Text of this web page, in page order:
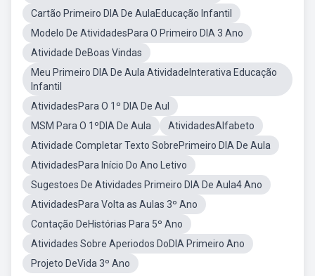
Cartão Primeiro DIA De AulaEducação Infantil
Modelo De AtividadesPara O Primeiro DIA 3 Ano
Atividade DeBoas Vindas
Meu Primeiro DIA De Aula AtividadeInterativa Educação
Infantil
AtividadesPara O 1º DIA De Aul
MSM Para O 1ºDIA De Aula
AtividadesAlfabeto
Atividade Completar Texto SobrePrimeiro DIA De Aula
AtividadesPara Início Do Ano Letivo
Sugestoes De Atividades Primeiro DIA De Aula4 Ano
AtividadesPara Volta as Aulas 3º Ano
Contação DeHistórias Para 5º Ano
Atividades Sobre Aperiodos DoDIA Primeiro Ano
Projeto DeVida 3º Ano